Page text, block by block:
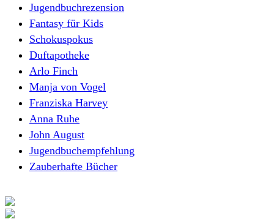
Jugendbuchrezension
Fantasy für Kids
Schokuspokus
Duftapotheke
Arlo Finch
Manja von Vogel
Franziska Harvey
Anna Ruhe
John August
Jugendbuchempfehlung
Zauberhafte Bücher